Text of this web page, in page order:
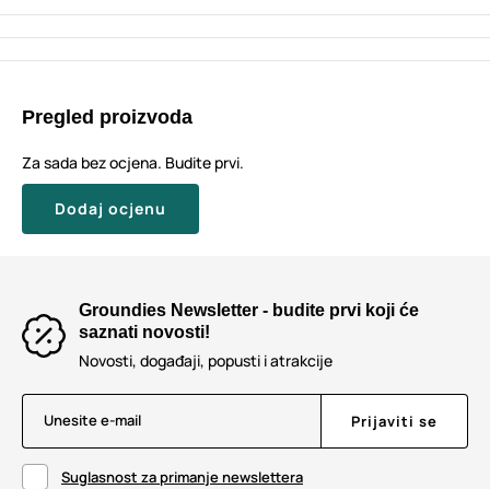
Pregled proizvoda
Za sada bez ocjena. Budite prvi.
Dodaj ocjenu
Groundies Newsletter - budite prvi koji će
saznati novosti!
Novosti, događaji, popusti i atrakcije
Unesite e-mail Prijaviti se
Suglasnost za primanje newslettera